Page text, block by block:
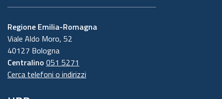
Regione Emilia-Romagna
Viale Aldo Moro, 52
40127 Bologna
Centralino 051 5271
Cerca telefoni o indirizzi